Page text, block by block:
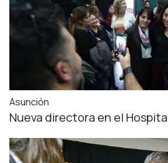
Asunción
Nueva directora en el